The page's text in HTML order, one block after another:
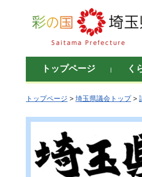
彩の国 埼玉県
トップページ く
トップページ > 埼玉県議会トップ>